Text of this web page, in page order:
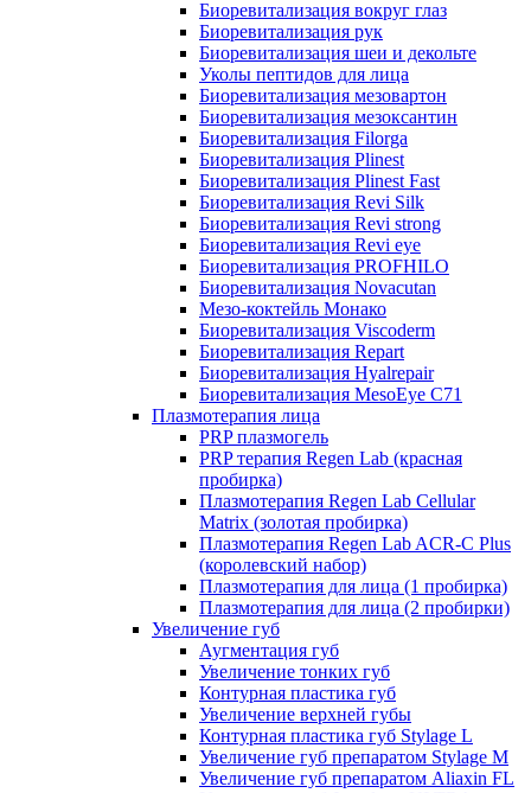
Биоревитализация вокруг глаз
Биоревитализация рук
Биоревитализация шеи и декольте
Уколы пептидов для лица
Биоревитализация мезовартон
Биоревитализация мезоксантин
Биоревитализация Filorga
Биоревитализация Plinest
Биоревитализация Plinest Fast
Биоревитализация Revi Silk
Биоревитализация Revi strong
Биоревитализация Revi eye
Биоревитализация PROFHILO
Биоревитализация Novacutan
Мезо-коктейль Монако
Биоревитализация Viscoderm
Биоревитализация Repart
Биоревитализация Hyalrepair
Биоревитализация MesoEye C71
Плазмотерапия лица
PRP плазмогель
PRP терапия Regen Lab (красная
пробирка)
Плазмотерапия Regen Lab Cellular
Matrix (золотая пробирка)
Плазмотерапия Regen Lab ACR-C Plus
(королевский набор)
Плазмотерапия для лица (1 пробирка)
Плазмотерапия для лица (2 пробирки)
Увеличение губ
Аугментация губ
Увеличение тонких губ
Контурная пластика губ
Увеличение верхней губы
Контурная пластика губ Stylage L
Увеличение губ препаратом Stylage M
Увеличение губ препаратом Aliaxin FL